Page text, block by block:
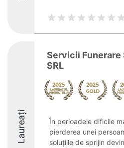
Laureați
Servicii
SRL
În perioadele dificile
pierderea unei
soluțiile de sprijin